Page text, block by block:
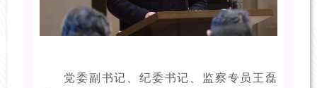
党委副书记、纪委书记、监察专员王磊